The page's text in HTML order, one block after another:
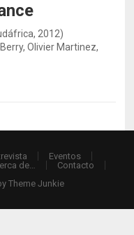
2012)
Olivier Martinez,
Eventos
de…
Contacto
Theme Junkie